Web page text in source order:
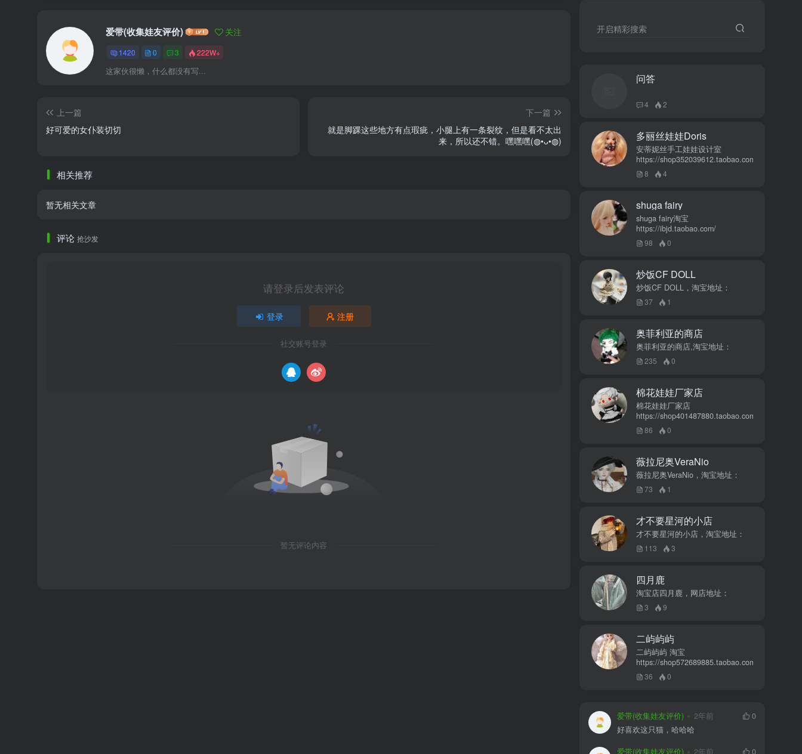
爱带(收集娃友评价) 关注
1420 0 3 222W+
这家伙很懒，什么都没有写...
上一篇
好可爱的女仆装切切
下一篇
就是脚踝这些地方有点瑕疵，小腿上有一条裂纹，但是看不太出
来，所以还不错。嘿嘿嘿(◍•ᴗ•◍)
相关推荐
暂无相关文章
评论 抢沙发
请登录后发表评论
登录 注册
社交账号登录
暂无评论内容
开启精彩搜索
问答
4 2
多丽丝娃娃Doris
安蒂妮丝手工娃娃设计室
https://shop352039612.taobao.com
8 4
shuga fairy
shuga fairy淘宝
https://ibjd.taobao.com/
98 0
炒饭CF DOLL
炒饭CF DOLL，淘宝地址：
37 1
奥菲利亚的商店
奥菲利亚的商店,淘宝地址：
235 0
棉花娃娃厂家店
棉花娃娃厂家店
https://shop401487880.taobao.com/
86 0
薇拉尼奥VeraNio
薇拉尼奥VeraNio，淘宝地址：
73 1
才不要星河的小店
才不要星河的小店，淘宝地址：
113 3
四月鹿
淘宝店四月鹿，网店地址：
3 9
二屿屿屿
二屿屿屿 淘宝
https://shop572689885.taobao.com
36 0
爱带(收集娃友评价) 2年前
0
好喜欢这只猫，哈哈哈
爱带(收集娃友评价) 2年前
0